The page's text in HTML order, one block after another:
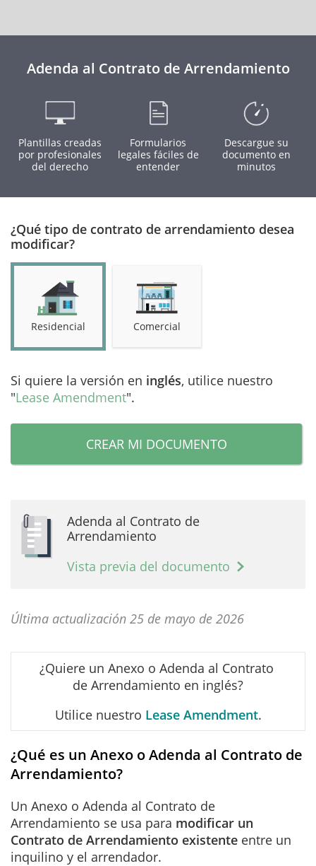
Adenda al Contrato de Arrendamiento
Plantillas creadas
por profesionales
del derecho
Formularios
legales fáciles de
entender
Descargue su
documento en
minutos
¿Qué tipo de contrato de arrendamiento desea
modificar?
Residencial Comercial
Si quiere la versión en inglés, utilice nuestro
"Lease Amendment".
CREAR MI DOCUMENTO
Adenda al Contrato de
Arrendamiento
Vista previa del documento
Última actualización 25 de mayo de 2026
¿Quiere un Anexo o Adenda al Contrato
de Arrendamiento en inglés?
Utilice nuestro Lease Amendment.
¿Qué es un Anexo o Adenda al Contrato de
Arrendamiento?
Un Anexo o Adenda al Contrato de
Arrendamiento se usa para modificar un
Contrato de Arrendamiento existente entre un
inquilino y el arrendador.